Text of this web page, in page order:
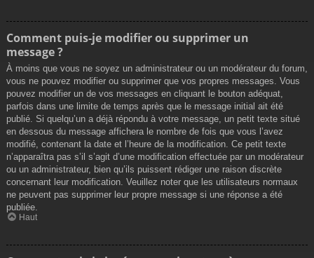
Comment puis-je modifier ou supprimer un
message ?
À moins que vous ne soyez un administrateur ou un modérateur du forum,
vous ne pouvez modifier ou supprimer que vos propres messages. Vous
pouvez modifier un de vos messages en cliquant le bouton adéquat,
parfois dans une limite de temps après que le message initial ait été
publié. Si quelqu’un a déjà répondu à votre message, un petit texte situé
en dessous du message affichera le nombre de fois que vous l’avez
modifié, contenant la date et l’heure de la modification. Ce petit texte
n’apparaîtra pas s’il s’agit d’une modification effectuée par un modérateur
ou un administrateur, bien qu’ils puissent rédiger une raison discrète
concernant leur modification. Veuillez noter que les utilisateurs normaux
ne peuvent pas supprimer leur propre message si une réponse a été
publiée.
Haut